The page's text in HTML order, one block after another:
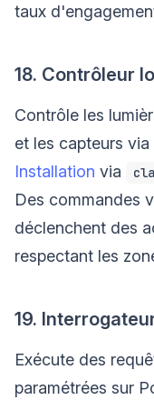
taux
18. Contrôleur
Contrôle les
et les capteurs
Installation via
Des commandes
déclenchent des
respectant les
19.
Exécute des
paramétrées sur